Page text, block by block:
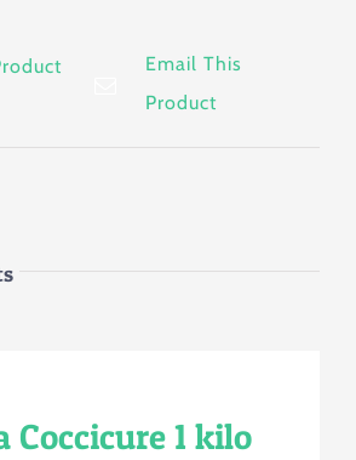
Email This
Product
Coccicure 1 kilo